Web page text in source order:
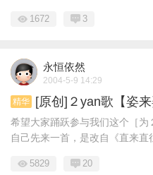
1672 3
永恒依然
2004-5-9 14:29
精华 [原创]２yan歌【姿
希望大家踊跃参与我们这个［
自己先来一首，是改自《直来直
5829 20